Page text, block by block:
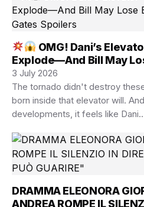
OMG! Dani’s
Explode—And Bill May
Beyond the Gates
3 July 2026
The tornado didn't destroy
born inside that elevator will.
developments, it feels like
DRAMMA ELEONORA
ANDREA ROMPE IL